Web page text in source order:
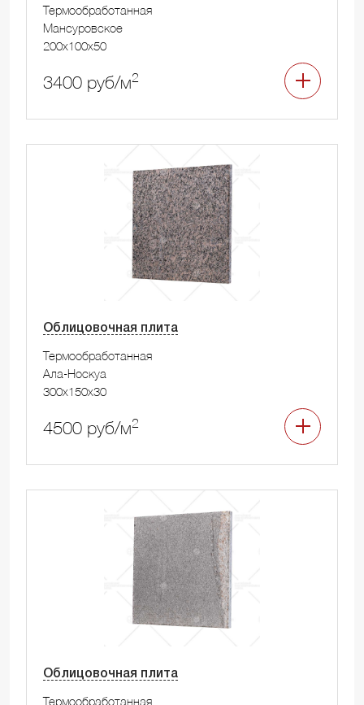
Термообработанная
Мансуровское
200x100x50
3400 руб/м2
Облицовочная плита
Термообработанная
Ала-Носкуа
300x150x30
4500 руб/м2
Облицовочная плита
Термообработанная